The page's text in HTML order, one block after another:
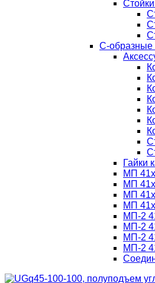
С-образные
Гайки
МП
МП
МП
МП
МП-2
МП-2
МП-2
МП-2